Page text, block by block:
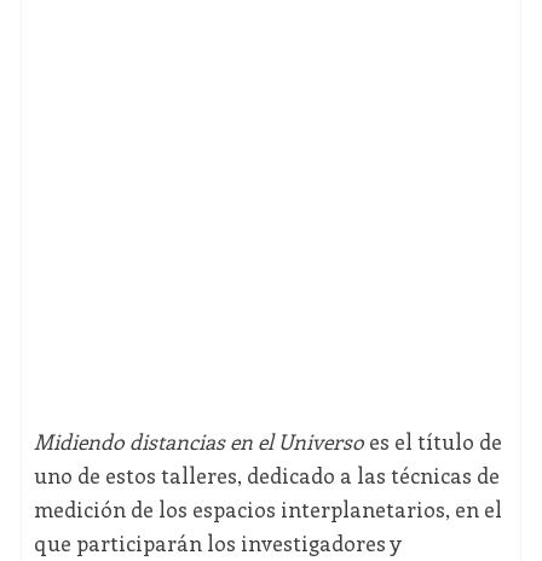
Midiendo distancias en el Universoes el título de
uno de estos talleres, dedicado a las técnicas de
medición de los espacios interplanetarios, en el
que participarán los investigadores y